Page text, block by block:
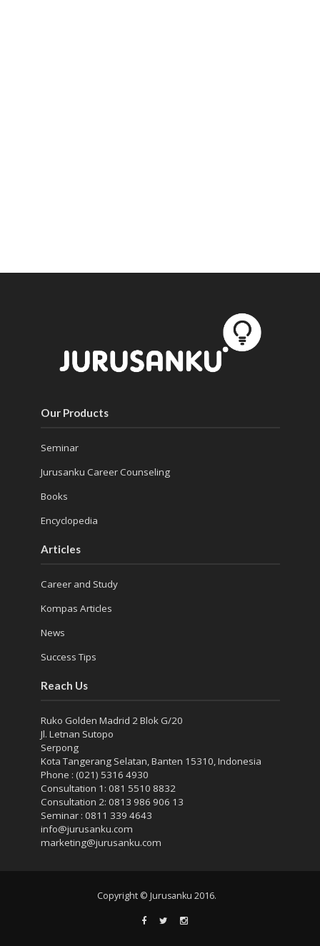
Our Products
Seminar
Jurusanku Career Counseling
Books
Encyclopedia
Articles
Career and Study
Kompas Articles
News
Success Tips
Reach Us
Ruko Golden Madrid 2 Blok G/20
Jl. Letnan Sutopo
Serpong
Kota Tangerang Selatan, Banten 15310, Indonesia
Phone : (021) 5316 4930
Consultation 1: 081 5510 8832
Consultation 2: 0813 986 906 13
Seminar : 0811 339 4643
info@jurusanku.com
marketing@jurusanku.com
Copyright © Jurusanku 2016.